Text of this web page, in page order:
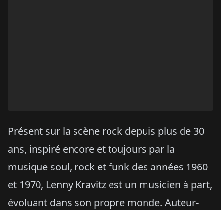
Présent sur la scène rock depuis plus de 30
ans, inspiré encore et toujours par la
musique soul, rock et funk des années 1960
et 1970, Lenny Kravitz est un musicien à part,
évoluant dans son propre monde. Auteur-